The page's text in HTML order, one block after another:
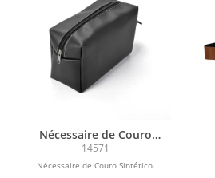
Nécessaire de Couro
Sintético
14571
Nécessaire de Couro Sintético.